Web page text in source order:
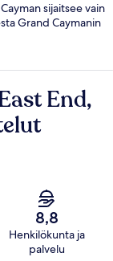
sijaitsee vain
Grand Caymanin
End,
8,8
Henkilökunta ja
palvelu